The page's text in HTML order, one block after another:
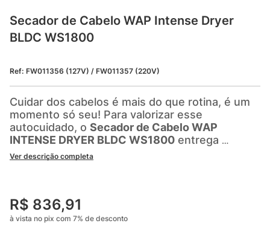
Secador de Cabelo WAP Intense Dryer
BLDC WS1800
Ref: FW011356 (127V) / FW011357 (220V)
Cuidar dos cabelos é mais do que rotina, é um
momento só seu! Para valorizar esse
autocuidado, o Secador de Cabelo WAP
INTENSE DRYER BLDC WS1800 entrega
tecnologia e estilo.
silenciosa, com menor vibração e mais
conforto. E com o modo SelfClean
Ver descrição completa
R$ 836,91
à vista no pix com 7% de desconto